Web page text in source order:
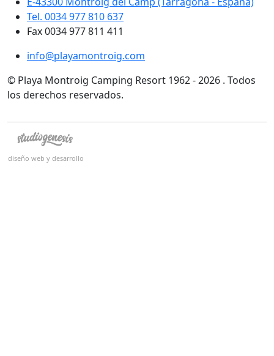
Tel. 0034 977 810 637
Fax 0034 977 811 411
info@playamontroig.com
© Playa Montroig Camping Resort 1962 - 2026 . Todos
los derechos reservados.